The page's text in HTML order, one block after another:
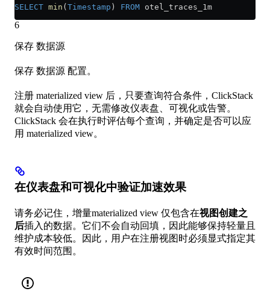
SELECT min ( Timestamp ) FROM otel_traces_1m
6
保存 数据源
保存 数据源 配置。
注册 materialized view 后，只要查询符合条件，ClickStack
就会自动使用它，无需修改仪表盘、可视化或告警。
ClickStack 会在执行时评估每个查询，并确定是否可以应
用 materialized view。
在仪表盘和可视化中验证加速效果
请务必记住，增量materialized view 仅包含在视图创建之
后插入的数据。它们不会自动回填，因此能够保持轻量且
维护成本较低。因此，用户在注册视图时必须显式指定其
有效时间范围。